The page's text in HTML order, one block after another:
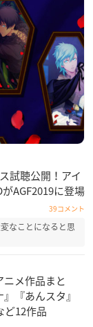
試聴公開！アイ
AGF2019に登場
39コメント
なことになると思
ニメ作品まと
『あんスタ』
ど12作品